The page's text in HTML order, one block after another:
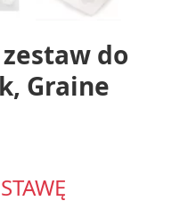
do
Graine